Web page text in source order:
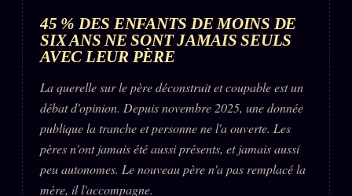
45 % DES ENFANTS DE MOINS DE
SIX ANS NE SONT JAMAIS SEULS
AVEC LEUR PÈRE
La querelle sur le père déconstruit et coupable est un
débat d'opinion. Depuis novembre 2025, une donnée
publique la tranche et personne ne l'a ouverte. Les
pères n'ont jamais été aussi présents, et jamais aussi
peu autonomes. Le nouveau père n'a pas remplacé la
mère, il l'accompagne.